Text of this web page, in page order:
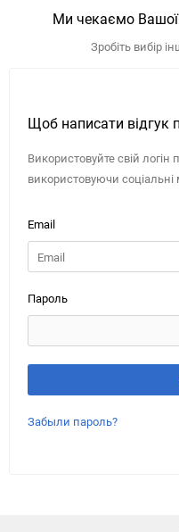
Ми чекаємо
Зробіть вибір
Щоб написати відгук
Використовуйте свій
використовуючи соціальні
Email
Пароль
Забыли пароль?